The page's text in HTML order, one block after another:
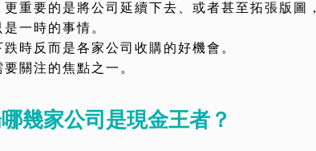
重要的是將公司延續下去、或者甚至拓張版圖，
一時的事情。
時反而是各家公司收購的好機會。
關注的焦點之一。
幾家公司是現金王者？